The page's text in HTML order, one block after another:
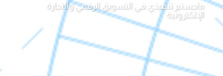
ماجستير تنفيذي في التسويق الرقمي والتجارة
الإلكترونية